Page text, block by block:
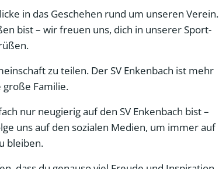
in das Geschehen rund um unseren Verein.
bist – wir freuen uns, dich in unserer Sport-
zu teilen. Der SV Enkenbach ist mehr
große Familie.
nur neugierig auf den SV Enkenbach bist –
uns auf den sozialen Medien, um immer auf
bleiben.